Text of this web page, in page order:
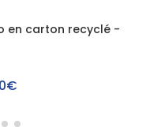
en carton recyclé -